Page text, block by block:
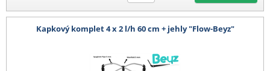
Kapkový komplet 4 x 2 l/h 60 cm + jehly "Flow-Beyz"